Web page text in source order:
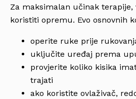
Za maksimalan učinak terapije,
koristiti opremu. Evo osnovnih
operite ruke prije
uključite uređaj prema
provjerite koliko kisika
trajati
ako koristite ovlaživač,